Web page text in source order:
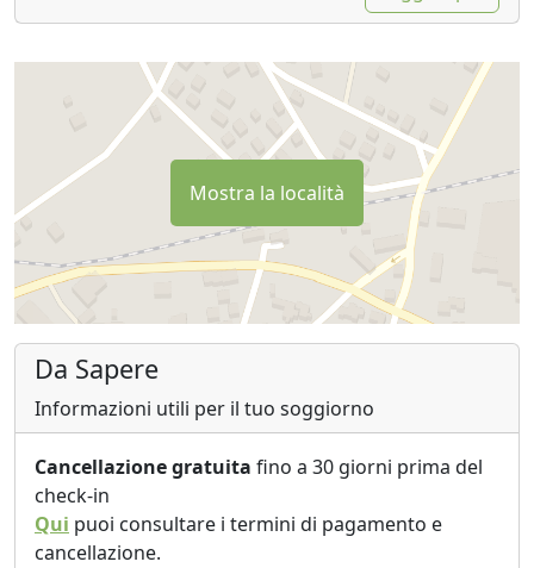
Mostra la località
Da Sapere
Informazioni utili per il tuo soggiorno
Cancellazione gratuita fino a 30 giorni prima del
check-in
Qui puoi consultare i termini di pagamento e
cancellazione.